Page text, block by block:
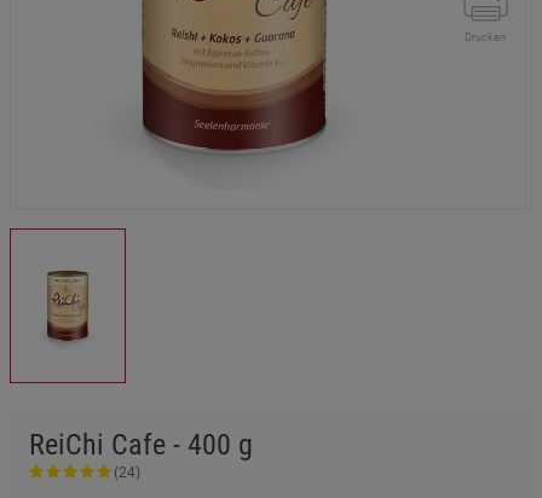
Drucken
ReiChi Cafe - 400 g
(24)